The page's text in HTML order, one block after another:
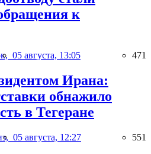
к
05 августа, 13:05 471
Ирана:
обнажило
в Тегеране
05 августа, 12:27 551